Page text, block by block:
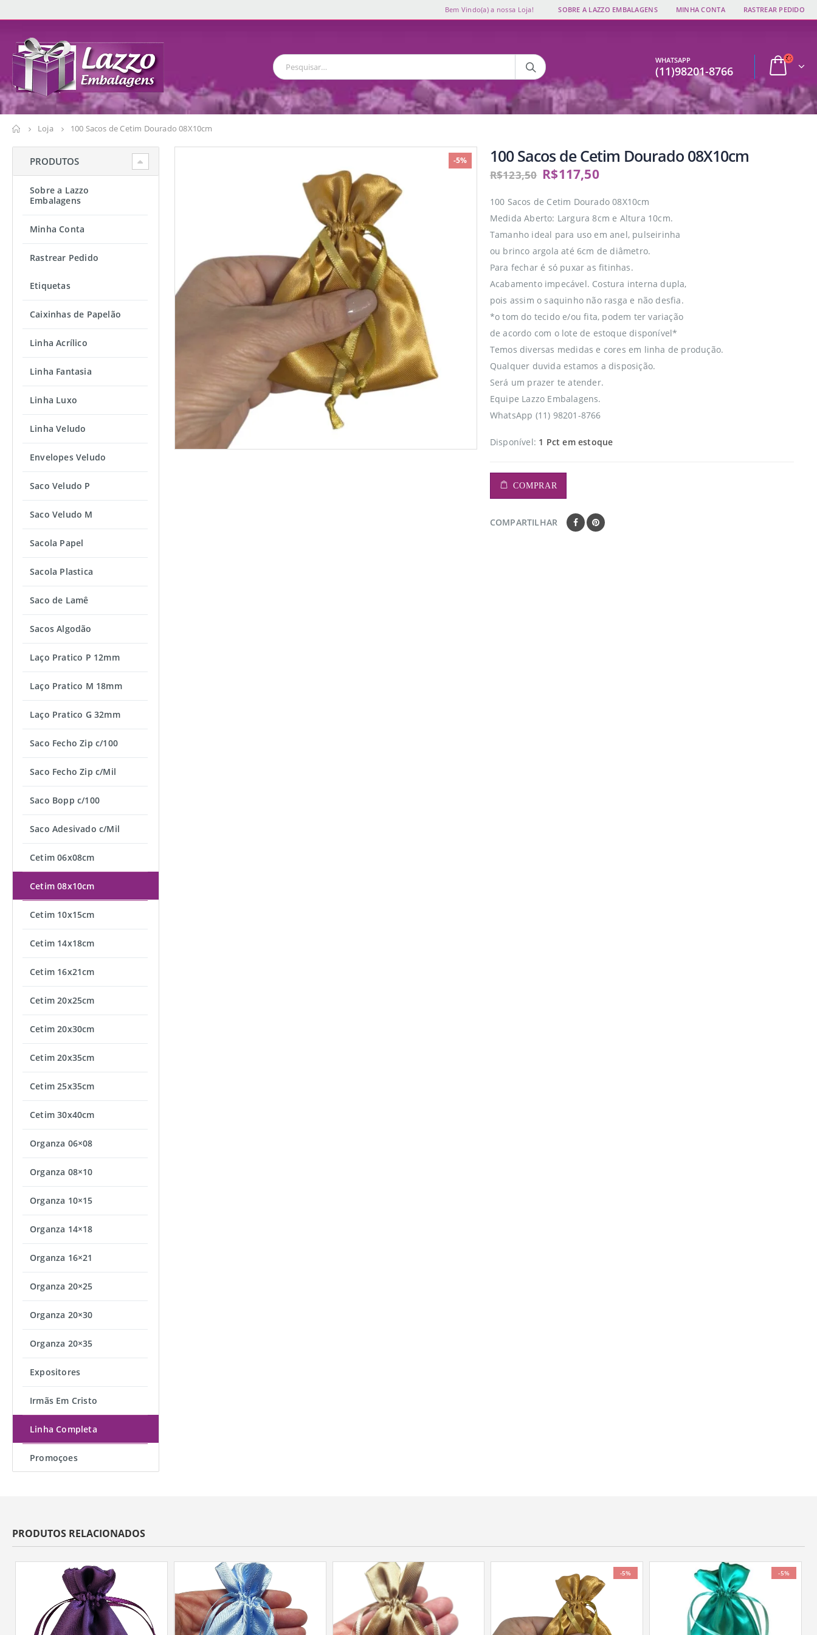
Bem Vindo(a) a nossa Loja! SOBRE A LAZZO EMBALAGENS MINHA CONTA RASTREAR PEDIDO
WHATSAPP
(11)98201-8766
Loja 100 Sacos de Cetim Dourado 08X10cm
-5% 100 Sacos de Cetim Dourado 08X10cm
R$123,50 R$117,50
100 Sacos de Cetim Dourado 08X10cm
Medida Aberto: Largura 8cm e Altura 10cm.
Tamanho ideal para uso em anel, pulseirinha
ou brinco argola até 6cm de diâmetro.
Para fechar é só puxar as fitinhas.
Acabamento impecável. Costura interna dupla,
pois assim o saquinho não rasga e não desfia.
*o tom do tecido e/ou fita, podem ter variação
de acordo com o lote de estoque disponível*
Temos diversas medidas e cores em linha de produção.
Qualquer duvida estamos a disposição.
Será um prazer te atender.
Equipe Lazzo Embalagens.
WhatsApp (11) 98201-8766
Disponível: 1 Pct em estoque
COMPRAR
COMPARTILHAR
PRODUTOS
Sobre a Lazzo
Embalagens
Minha Conta
Rastrear Pedido
Etiquetas
Caixinhas de Papelão
Linha Acrílico
Linha Fantasia
Linha Luxo
Linha Veludo
Envelopes Veludo
Saco Veludo P
Saco Veludo M
Sacola Papel
Sacola Plastica
Saco de Lamê
Sacos Algodão
Laço Pratico P 12mm
Laço Pratico M 18mm
Laço Pratico G 32mm
Saco Fecho Zip c/100
Saco Fecho Zip c/Mil
Saco Bopp c/100
Saco Adesivado c/Mil
Cetim 06x08cm
Cetim 08x10cm
Cetim 10x15cm
Cetim 14x18cm
Cetim 16x21cm
Cetim 20x25cm
Cetim 20x30cm
Cetim 20x35cm
Cetim 25x35cm
Cetim 30x40cm
Organza 06×08
Organza 08×10
Organza 10×15
Organza 14×18
Organza 16×21
Organza 20×25
Organza 20×30
Organza 20×35
Expositores
Irmãs Em Cristo
Linha Completa
Promoçoes
PRODUTOS RELACIONADOS
-5% -5%